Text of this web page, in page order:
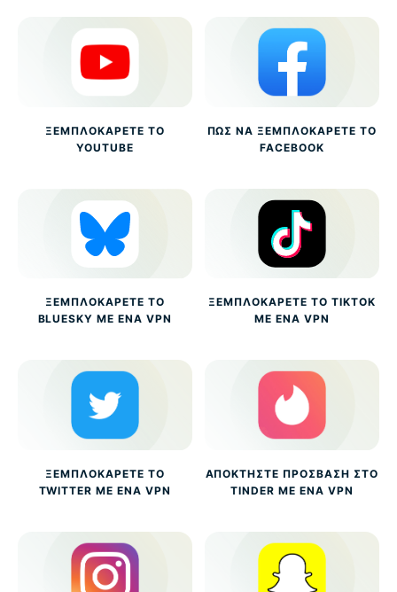
ΞΕΜΠΛΟΚΆΡΕΤΕ ΤΟ
YOUTUBE
ΠΏΣ ΝΑ ΞΕΜΠΛΟΚΆΡΕΤΕ ΤΟ
FACEBOOK
ΞΕΜΠΛΟΚΆΡΕΤΕ ΤΟ
BLUESKY ΜΕ ΈΝΑ VPN
ΞΕΜΠΛΟΚΆΡΕΤΕ ΤΟ TIKTOK
ΜΕ ΈΝΑ VPN
ΞΕΜΠΛΟΚΆΡΕΤΕ ΤΟ
TWITTER ΜΕ ΈΝΑ VPN
ΑΠΟΚΤΉΣΤΕ ΠΡΌΣΒΑΣΗ ΣΤΟ
TINDER ΜΕ ΈΝΑ VPN